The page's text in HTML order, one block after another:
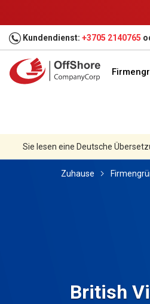
Kundendienst: +3705 2140765
Sie lesen eine Deutsche
Zuhause
British